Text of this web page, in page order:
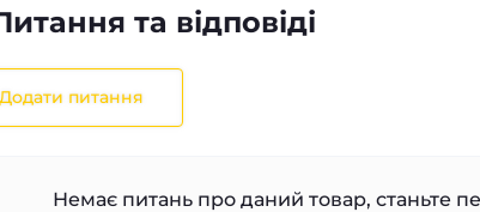
та відповіді
питання
Немає питань про даний товар, станьте